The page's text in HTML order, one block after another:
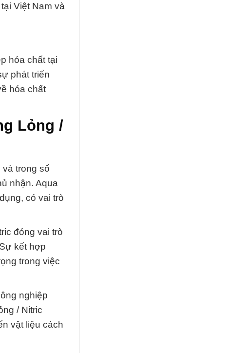
Việt Nam và
hóa chất tại
phát triển
hóa chất
Lỏng /
trong số
nhận. Aqua
có vai trò
đóng vai trò
kết hợp
trong việc
nghiệp
/ Nitric
vật liệu cách